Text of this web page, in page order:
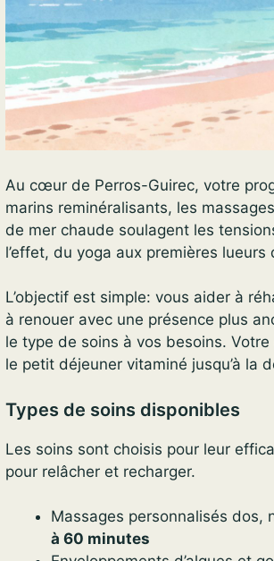
Au cœur de Perros-Guirec, votre
marins reminéralisants, les
de mer chaude soulagent les
l’effet, du yoga aux premières
L’objectif est simple: vous aider à
à renouer avec une présence plus
le type de soins à vos besoins.
le petit déjeuner vitaminé jusqu’à la
Types de soins disponibles
Les soins sont choisis pour leur
pour relâcher et recharger.
Massages personnalisés dos,
à 60 minutes